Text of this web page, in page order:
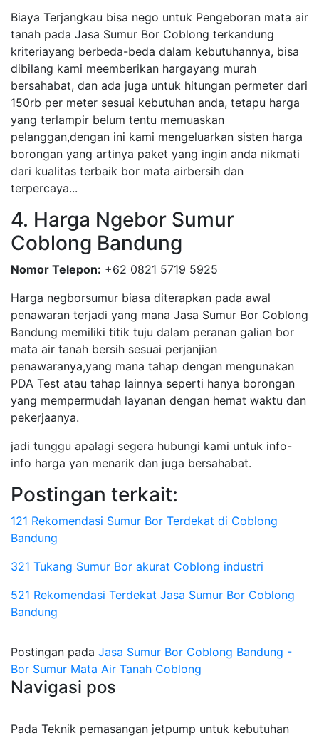
Biaya Terjangkau bisa nego untuk Pengeboran mata air
tanah pada Jasa Sumur Bor Coblong terkandung
kriteriayang berbeda-beda dalam kebutuhannya, bisa
dibilang kami meemberikan hargayang murah
bersahabat, dan ada juga untuk hitungan permeter dari
150rb per meter sesuai kebutuhan anda, tetapu harga
yang terlampir belum tentu memuaskan
pelanggan,dengan ini kami mengeluarkan sisten harga
borongan yang artinya paket yang ingin anda nikmati
dari kualitas terbaik bor mata airbersih dan
terpercaya...
4. Harga Ngebor Sumur
Coblong Bandung
Nomor Telepon: +62 0821 5719 5925
Harga negborsumur biasa diterapkan pada awal
penawaran terjadi yang mana Jasa Sumur Bor Coblong
Bandung memiliki titik tuju dalam peranan galian bor
mata air tanah bersih sesuai perjanjian
penawaranya,yang mana tahap dengan mengunakan
PDA Test atau tahap lainnya seperti hanya borongan
yang mempermudah layanan dengan hemat waktu dan
pekerjaanya.
jadi tunggu apalagi segera hubungi kami untuk info-
info harga yan menarik dan juga bersahabat.
Postingan terkait:
121 Rekomendasi Sumur Bor Terdekat di Coblong
Bandung
321 Tukang Sumur Bor akurat Coblong industri
521 Rekomendasi Terdekat Jasa Sumur Bor Coblong
Bandung
Postingan pada Jasa Sumur Bor Coblong Bandung -
Bor Sumur Mata Air Tanah Coblong
Navigasi pos
Pada Teknik pemasangan jetpump untuk kebutuhan